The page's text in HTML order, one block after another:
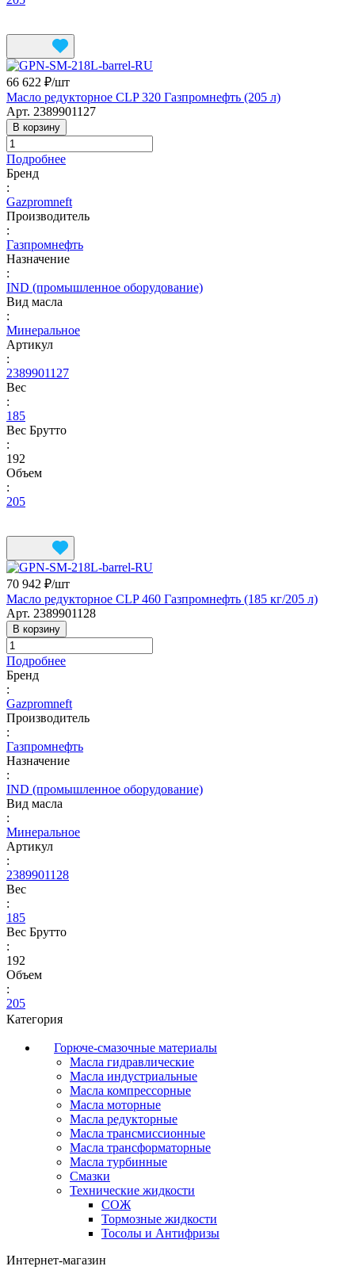
66 622 ₽/шт
Масло редукторное CLP 320 Газпромнефть (205 л)
Арт. 2389901127
В корзину
Подробнее
Бренд
:
Gazpromneft
Производитель
:
Газпромнефть
Назначение
:
IND (промышленное оборудование)
Вид масла
:
Минеральное
Артикул
:
2389901127
Вес
:
185
Вес Брутто
:
192
Объем
:
205
70 942 ₽/шт
Масло редукторное CLP 460 Газпромнефть (185 кг/205 л)
Арт. 2389901128
В корзину
Подробнее
Бренд
:
Gazpromneft
Производитель
:
Газпромнефть
Назначение
:
IND (промышленное оборудование)
Вид масла
:
Минеральное
Артикул
:
2389901128
Вес
:
185
Вес Брутто
:
192
Объем
:
205
Категория
Горюче-смазочные материалы
Масла гидравлические
Масла индустриальные
Масла компрессорные
Масла моторные
Масла редукторные
Масла трансмиссионные
Масла трансформаторные
Масла турбинные
Смазки
Технические жидкости
СОЖ
Тормозные жидкости
Тосолы и Антифризы
Интернет-магазин